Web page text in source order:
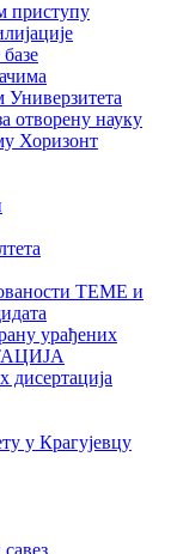
приступу
Универзитета
отворену науку
Хоризонт
ТЕМЕ и
урађених
дисертација
у Крагујевцу